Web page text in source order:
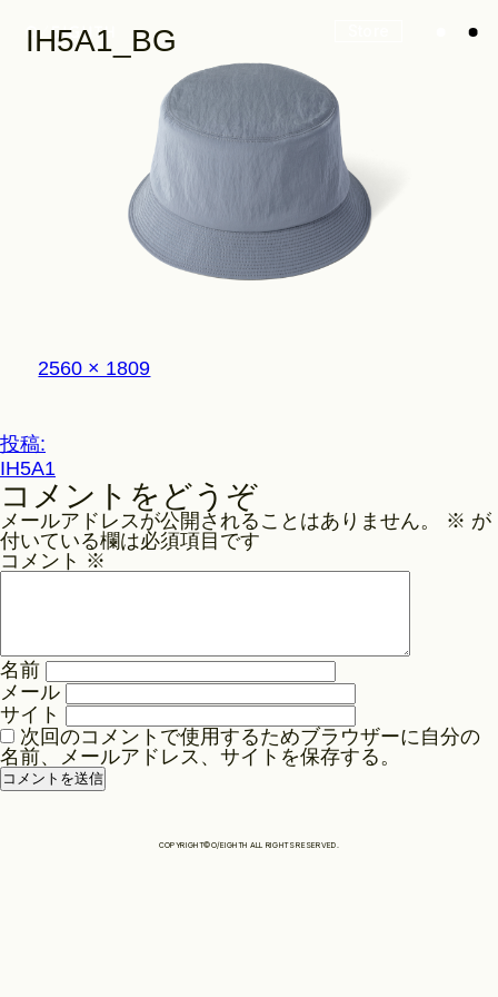
Philosophy
IH5A1_BG
フ
ル
ズ
2560 × 1809
投
稿
ナ
ビ
ゲ
ョ
ン
投稿:
IH5A1
コメントをどうぞ
メールアドレスが公開されることはありません。 ※ が
付いている欄は必須項目です
コメント ※
名前
メール
サイト
次回のコメントで使用するためブラウザーに自分の
名前、メールアドレス、サイトを保存する。
COPYRIGHT©O/EIGHTH ALL RIGHTS RESERVED.